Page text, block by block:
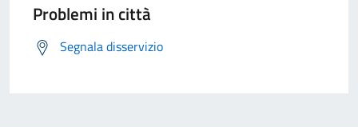
Problemi in città
Segnala disservizio